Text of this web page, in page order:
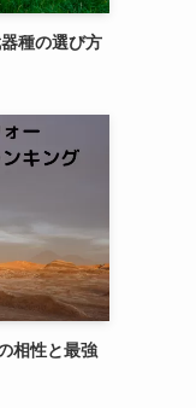
種の選び方
相性と最強